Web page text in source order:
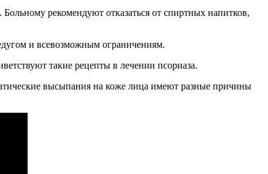
рекомендуют отказаться от спиртных напитков,
и всевозможным ограничениям.
такие рецепты в лечении псориаза.
высыпания на коже лица имеют разные причины